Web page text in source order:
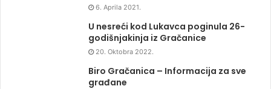
6. Aprila 2021.
U nesreći kod Lukavca poginula 26-
godišnjakinja iz Gračanice
20. Oktobra 2022.
Biro Gračanica – Informacija za sve
građane